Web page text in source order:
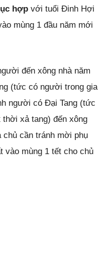
hợpvới tuổi Đinh Hợi
mùng 1 đầu năm mới
đến xông nhà năm
(tức có người trong gia
người có Đại Tang (tức
xả tang) đến xông
cần tránh mời phụ
vào mùng 1 tết cho chủ